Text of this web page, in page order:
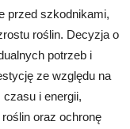
przed szkodnikami,
roślin. Decyzja o
potrzeb i
ze względu na
i energii,
oraz ochronę